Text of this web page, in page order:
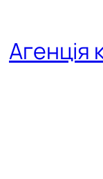
Агенція